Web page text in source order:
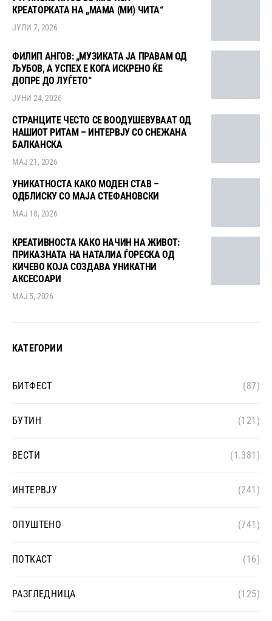
КРЕАТОРКАТА НА „МАМА (МИ) ЧИТА“
ЈУЛИ 7, 2026
ФИЛИП АНГОВ: „МУЗИКАТА ЈА ПРАВАМ ОД
ЉУБОВ, А УСПЕХ Е КОГА ИСКРЕНО ЌЕ
ДОПРЕ ДО ЛУЃЕТО“
ЈУНИ 24, 2026
СТРАНЦИТЕ ЧЕСТО СЕ ВООДУШЕВУВААТ ОД
НАШИОТ РИТАМ – ИНТЕРВЈУ СО СНЕЖАНА
БАЛКАНСКА
МАЈ 21, 2026
УНИКАТНОСТА КАКО МОДЕН СТАВ –
ОДБЛИСКУ СО МАЈА СТЕФАНОВСКИ
МАЈ 18, 2026
КРЕАТИВНОСТА КАКО НАЧИН НА ЖИВОТ:
ПРИКАЗНАТА НА НАТАЛИА ЃОРЕСКА ОД
КИЧЕВО КОЈА СОЗДАВА УНИКАТНИ
АКСЕСОАРИ
МАЈ 5, 2026
КАТЕГОРИИ
БИТФЕСТ (87)
БУТИН (121)
ВЕСТИ (1.381)
ИНТЕРВЈУ (241)
ОПУШТЕНО (741)
ПОТКАСТ (16)
РАЗГЛЕДНИЦА (125)